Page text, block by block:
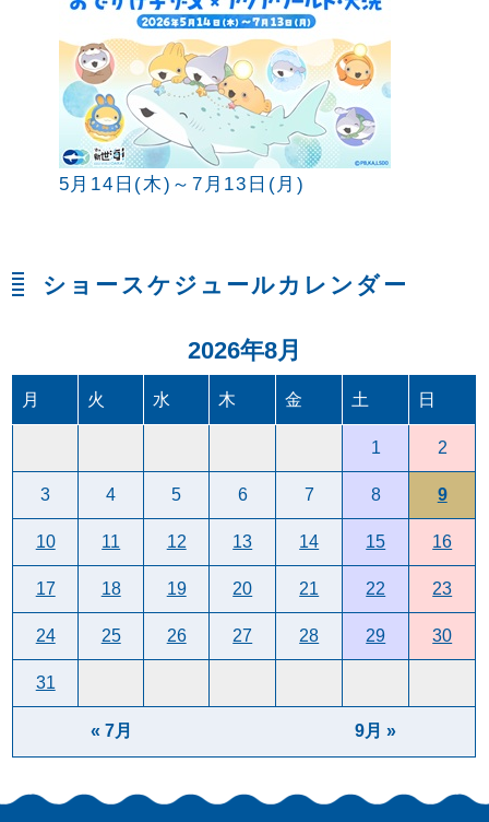
5月14日(木)～7月13日(月)
ショースケジュールカレンダー
2026年8月
月 火 水 木 金 土 日
1 2
3 4 5 6 7 8 9
10 11 12 13 14 15 16
17 18 19 20 21 22 23
24 25 26 27 28 29 30
31
« 7月 9月 »